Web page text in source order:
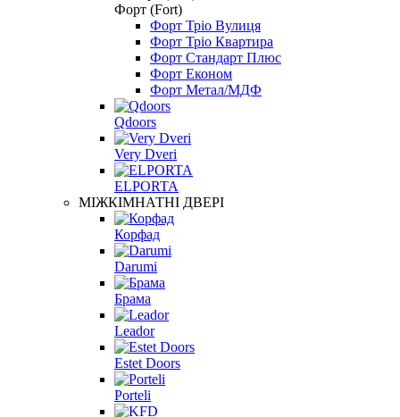
Форт (Fort)
Форт Тріо Вулиця
Форт Тріо Квартира
Форт Стандарт Плюс
Форт Економ
Форт Метал/МДФ
Qdoors
Very Dveri
ELPORTA
МІЖКІМНАТНІ ДВЕРІ
Корфад
Darumi
Брама
Leador
Estet Doors
Porteli